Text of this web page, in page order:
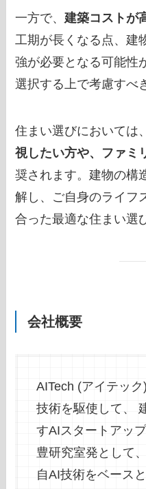
一方で、建築コストが
工期が長くなる点、建
強が必要となる可能性
選択する上で考慮すべ
住まい選びにおいては
視したい方や、ファミ
奨されます。建物の構
解し、ご自身のライフ
合った最適な住まい選
会社概要
AITech (アイテッ
技術を駆使して、
すAIスタートアッ
豊研究室発として
自AI技術をベース